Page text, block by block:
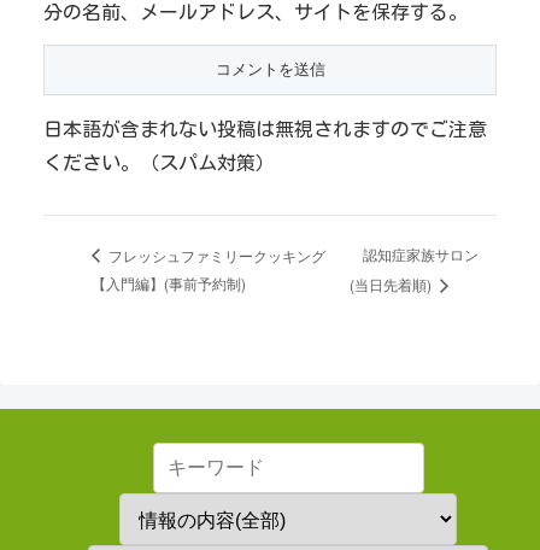
分の名前、メールアドレス、サイトを保存する。
日本語が含まれない投稿は無視されますのでご注意
ください。（スパム対策）
フレッシュファミリークッキング
【入門編】(事前予約制)
認知症家族サロン
(当日先着順)